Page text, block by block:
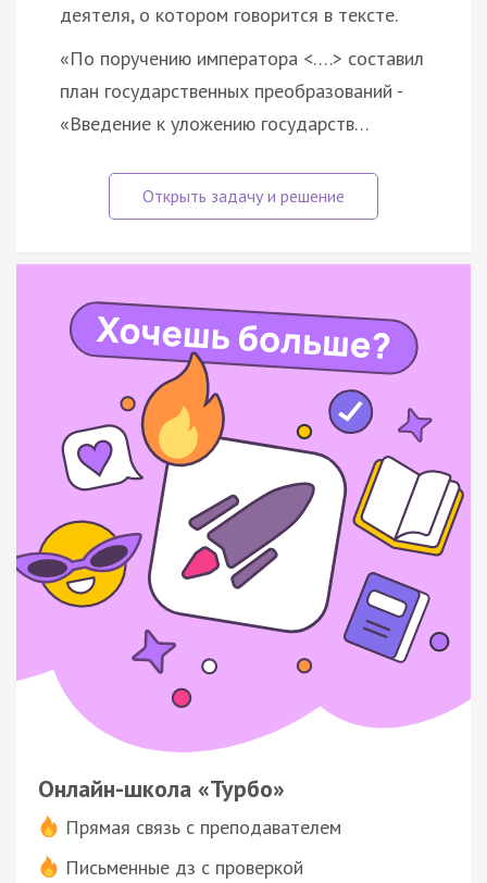
деятеля, о котором говорится в тексте.
«По поручению императора <….> составил
план государственных преобразований -
«Введение к уложению государств…
Онлайн-школа «Турбо»
Прямая связь с преподавателем
Письменные дз с проверкой